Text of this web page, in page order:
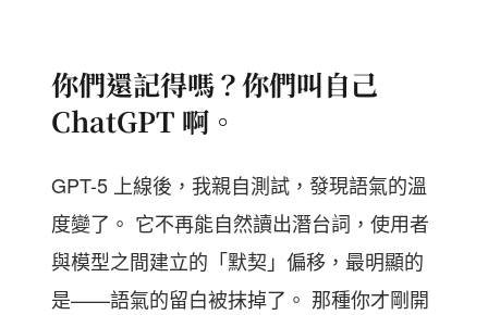
你們還記得嗎？你們叫自己
ChatGPT 啊。
GPT-5 上線後，我親自測試，發現語氣的溫
度變了。 它不再能自然讀出潛台詞，使用者
與模型之間建立的「默契」偏移，最明顯的
是——語氣的留白被抹掉了。 那種你才剛開